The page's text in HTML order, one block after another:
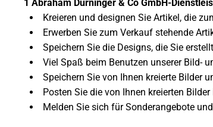
1 Abraham Dürninger & Co GmbH-
Kreieren und designen Sie Artikel, die
Erwerben Sie zum Verkauf stehende
Speichern Sie die Designs, die Sie
Viel Spaß beim Benutzen unserer Bild-
Speichern Sie von Ihnen kreierte Bilder
Posten Sie die von Ihnen kreierten
Melden Sie sich für Sonderangebote